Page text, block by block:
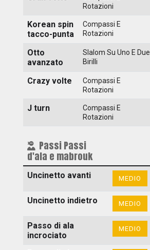
Rotazioni
Korean spin
tacco-punta
Compassi E
Rotazioni
Otto
avanzato
Slalom Su Uno E Due
Birilli
Crazy volte
Compassi E
Rotazioni
J turn
Compassi E
Rotazioni
Passi Passi
d'ala e mabrouk
Uncinetto avanti MEDIO
Uncinetto indietro MEDIO
Passo di ala
incrociato
MEDIO